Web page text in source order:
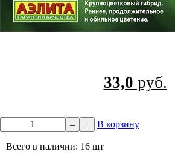
33,0 руб.
– + В корзину
Всего в наличии: 16 шт